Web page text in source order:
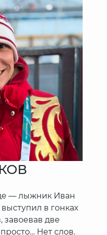
— лыжник Иван
в гонках
завоевав две
Нет слов.